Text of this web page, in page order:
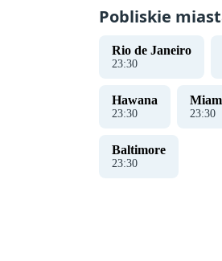
Pobliskie
Rio de Janeiro
23:31
Hawana
23:31 23:31
Baltimore
23:31